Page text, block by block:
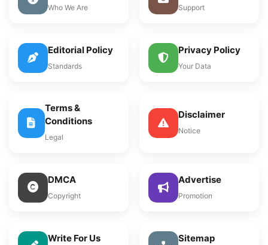
Who We Are Support
Editorial Policy
Standards
Privacy Policy
Your Data
Terms &
Conditions
Legal
Disclaimer
Notice
DMCA
Copyright
Advertise
Promotion
Write For Us Sitemap